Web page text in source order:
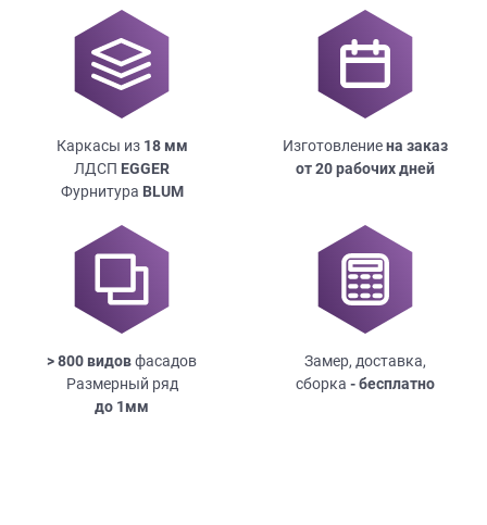
Каркасы из 18мм
ЛДСП EGGER
Фурнитура BLUM
Изготовлениена заказ
от 20 рабочих дней
> 800 видовфасадов
Размерный ряд
до 1мм
Замер, доставка,
сборка - бесплатно